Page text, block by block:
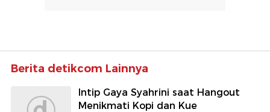
Berita detikcom Lainnya
Intip Gaya Syahrini saat Hangout
Menikmati Kopi dan Kue